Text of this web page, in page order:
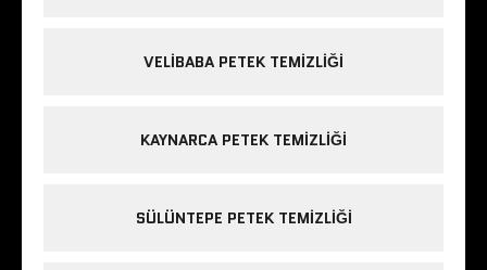
VELIBABA PETEK TEMIZLIĞI
KAYNARCA PETEK TEMIZLIĞI
SÜLÜNTEPE PETEK TEMIZLIĞI